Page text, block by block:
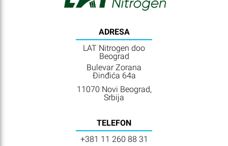
ADRESA
LAT Nitrogen doo
Beograd
Bulevar Zorana
Đinđića 64a
11070 Novi Beograd,
Srbija
TELEFON
+381 11 260 88 31